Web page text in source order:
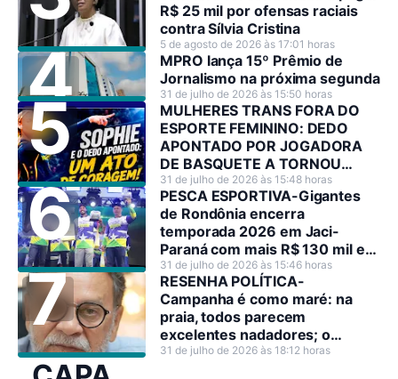
R$ 25 mil por ofensas raciais
contra Sílvia Cristina
5 de agosto de 2026 às 17:01 horas
MPRO lança 15º Prêmio de
Jornalismo na próxima segunda
31 de julho de 2026 às 15:50 horas
MULHERES TRANS FORA DO
ESPORTE FEMININO: DEDO
APONTADO POR JOGADORA
DE BASQUETE A TORNOU
HEROÍNA NO SEU PAÍS
31 de julho de 2026 às 15:48 horas
PESCA ESPORTIVA-Gigantes
de Rondônia encerra
temporada 2026 em Jaci-
Paraná com mais R$ 130 mil em
premiações
31 de julho de 2026 às 15:46 horas
RESENHA POLÍTICA-
Campanha é como maré: na
praia, todos parecem
excelentes nadadores; o
problema surge quando o mar
31 de julho de 2026 às 18:12 horas